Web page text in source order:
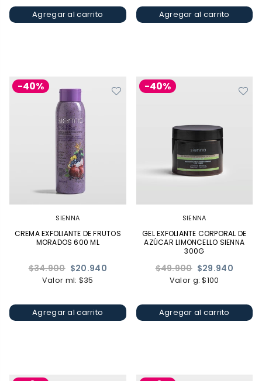
Agregar al carrito Agregar al carrito
-40%
SIENNA
CREMA EXFOLIANTE DE FRUTOS
MORADOS 600 ML
Precio
habitual
$34.900 $20.940
Valor ml: $35
Agregar al carrito
-40%
SIENNA
GEL EXFOLIANTE CORPORAL DE
AZÚCAR LIMONCELLO SIENNA
300G
Precio
habitual
$49.900 $29.940
Valor g: $100
Agregar al carrito